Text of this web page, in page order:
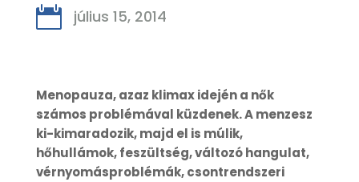
 július 15, 2014
Menopauza, azaz klimax idején a nők
számos problémával küzdenek. A menzesz
ki-kimaradozik, majd el is múlik,
hőhullámok, feszültség, változó hangulat,
vérnyomásproblémák, csontrendszeri